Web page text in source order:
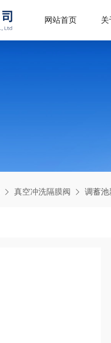
网站首页 关
真空冲洗隔膜阀 调蓄池